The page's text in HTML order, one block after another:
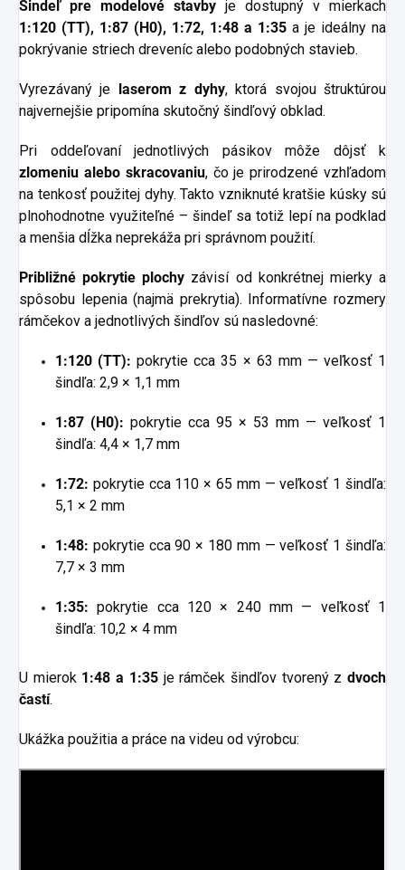
Šindeľ pre modelové stavby je dostupný v mierkach
1:120 (TT), 1:87 (H0), 1:72, 1:48 a 1:35 a je ideálny na
pokrývanie striech dreveníc alebo podobných stavieb.
Vyrezávaný je laserom z dyhy, ktorá svojou štruktúrou
najvernejšie pripomína skutočný šindľový obklad.
Pri oddeľovaní jednotlivých pásikov môže dôjsť k
zlomeniu alebo skracovaniu, čo je prirodzené vzhľadom
na tenkosť použitej dyhy. Takto vzniknuté kratšie kúsky sú
plnohodnotne využiteľné – šindeľ sa totiž lepí na podklad
a menšia dĺžka neprekáža pri správnom použití.
Približné pokrytie plochy závisí od konkrétnej mierky a
spôsobu lepenia (najmä prekrytia). Informatívne rozmery
rámčekov a jednotlivých šindľov sú nasledovné:
1:120 (TT): pokrytie cca 35 × 63 mm — veľkosť 1
šindľa: 2,9 × 1,1 mm
1:87 (H0): pokrytie cca 95 × 53 mm — veľkosť 1
šindľa: 4,4 × 1,7 mm
1:72: pokrytie cca 110 × 65 mm — veľkosť 1 šindľa:
5,1 × 2 mm
1:48: pokrytie cca 90 × 180 mm — veľkosť 1 šindľa:
7,7 × 3 mm
1:35: pokrytie cca 120 × 240 mm — veľkosť 1
šindľa: 10,2 × 4 mm
U mierok 1:48 a 1:35je rámček šindľov tvorený zdvoch
častí.
Ukážka použitia a práce na videu od výrobcu: